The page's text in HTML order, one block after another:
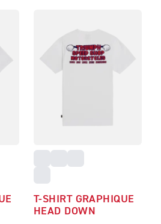
T-SHIRT GRAPHIQUE
HEAD DOWN